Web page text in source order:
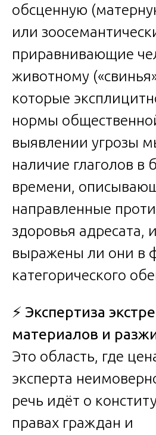
обсценную
или
приравнивающие
животному
которые
нормы
выявлении угрозы
наличие глаголов в
времени,
направленные
здоровья адресата,
выражены ли они в
категорического
⚡ Экспертиза
материалов и
Это область, где
эксперта
речь идёт о
правах граждан и